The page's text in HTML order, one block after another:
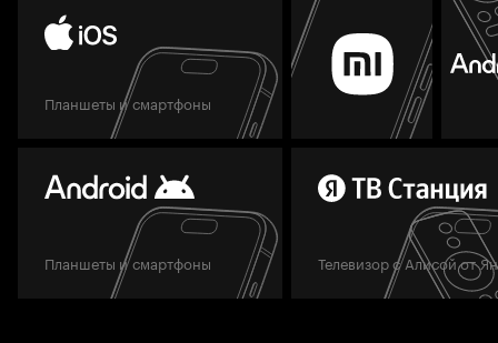
Планшеты и смартфоны
Планшеты и смартфоны Телевизор с Алисой от